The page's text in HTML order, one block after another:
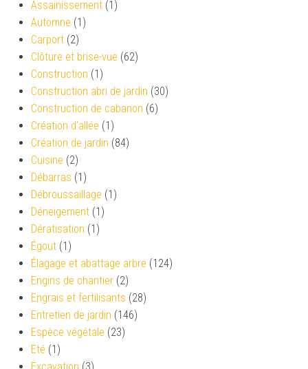
Assainissement (1)
Automne (1)
Carport (2)
Clôture et brise-vue (62)
Construction (1)
Construction abri de jardin (30)
Construction de cabanon (6)
Création d’allée (1)
Création de jardin (84)
Cuisine (2)
Débarras (1)
Débroussaillage (1)
Déneigement (1)
Dératisation (1)
Égout (1)
Élagage et abattage arbre (124)
Engins de chantier (2)
Engrais et fertilisants (28)
Entretien de jardin (146)
Espèce végétale (23)
Eté (1)